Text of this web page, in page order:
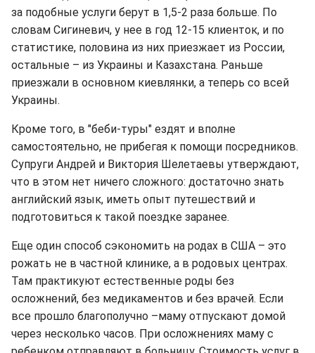
за подобные услуги берут в 1,5-2 раза больше. По
словам Сигиневич, у нее в год 12-15 клиенток, и по
статистике, половина из них приезжает из России,
остальные – из Украины и Казахстана. Раньше
приезжали в основном киевлянки, а теперь со всей
Украины.
Кроме того, в "беби-туры" ездят и вполне
самостоятельно, не прибегая к помощи посредников.
Супруги Андрей и Виктория Шелетаевы утверждают,
что в этом нет ничего сложного: достаточно знать
английский язык, иметь опыт путешествий и
подготовиться к такой поездке заранее.
Еще один способ сэкономить на родах в США – это
рожать не в частной клинике, а в родовых центрах.
Там практикуют естественные роды без
осложнений, без медикаментов и без врачей. Если
все прошло благополучно –маму отпускают домой
через несколько часов. При осложнениях маму с